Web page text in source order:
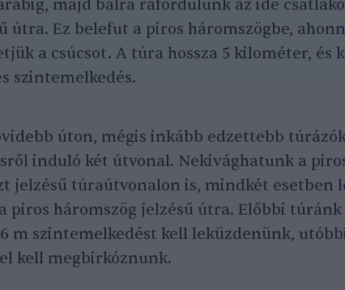
majd balra ráfordulunk az ide
útra. Ez belefut a piros háromszögbe,
a csúcsot. A túra hossza 5 kilométer, és
szintemelkedés.
úton, mégis inkább edzettebb
induló két útvonal. Nekivághatunk a
jelzésű túraútvonalon is, mindkét esetben
piros háromszög jelzésű útra. Előbbi túránk
m szintemelkedést kell leküzdenünk,
kell megbirkóznunk.